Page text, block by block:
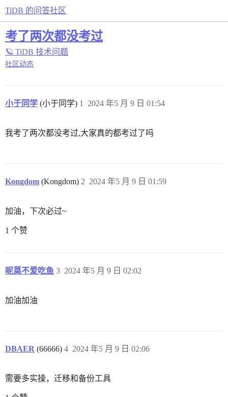
TiDB 的问答社区
考了两次都没考过
🪐 TiDB 技术问题
社区动态
小于同学 (小于同学) 2024 年5 月 9 日 01:54
1
我考了两次都没考过,大家真的都考过了吗
Kongdom (Kongdom) 2024 年5 月 9 日 01:59
2
加油，下次必过~
1 个赞
呢莫不爱吃鱼 2024 年5 月 9 日 02:02
3
加油加油
DBAER (66666) 2024 年5 月 9 日 02:06
4
需要多实操，迁移和备份工具